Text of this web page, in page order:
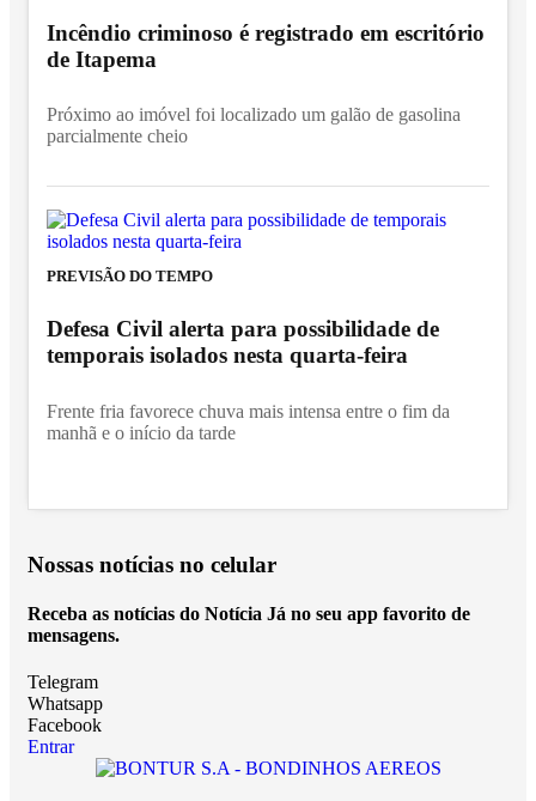
Incêndio criminoso é registrado em escritório
de Itapema
Próximo ao imóvel foi localizado um galão de gasolina
parcialmente cheio
PREVISÃO DO TEMPO
Defesa Civil alerta para possibilidade de
temporais isolados nesta quarta-feira
Frente fria favorece chuva mais intensa entre o fim da
manhã e o início da tarde
Nossas notícias no celular
Receba as notícias do Notícia Já no seu app favorito de
mensagens.
Telegram
Whatsapp
Facebook
Entrar